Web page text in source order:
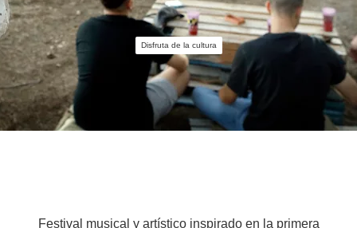
Disfruta de la cultura
Festival musical y artístico inspirado en la primera